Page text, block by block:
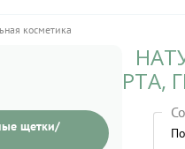
косметика
щетки/
РТА,